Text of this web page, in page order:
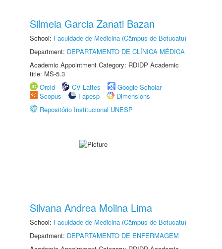
Silmeia Garcia Zanati Bazan
School: Faculdade de Medicina (Câmpus de Botucatu)
Department: DEPARTAMENTO DE CLÍNICA MÉDICA
Academic Appointment Category: RDIDP Academic
title: MS-5.3
Orcid
CV Lattes
Google Scholar
Scopus
Fapesp
Dimensions
Repositório Institucional UNESP
Silvana Andrea Molina Lima
School: Faculdade de Medicina (Câmpus de Botucatu)
Department: DEPARTAMENTO DE ENFERMAGEM